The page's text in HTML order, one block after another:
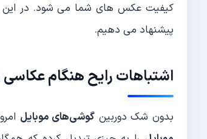
کیفیت عکس های شما می شود. در این
پیشنهاد می دهیم.
اشتباهات رایح هنگام عکاسی
بدون شک دوربین گوشی‌های موبایل